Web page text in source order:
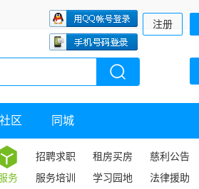
注册
社区 同城
务
招聘求职 租房买房 慈利公告
服务培训
学习园地 法律援助